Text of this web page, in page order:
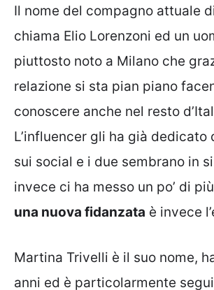
Il nome del compagno attuale
chiama Elio Lorenzoni ed un
piuttosto noto a Milano che
relazione si sta pian piano
conoscere anche nel resto
L’influencer gli ha già dedicato
sui social e i due sembrano in
invece ci ha messo un po’ di
una nuova fidanzata è invece
Martina Trivelli è il suo nome,
anni ed è particolarmente